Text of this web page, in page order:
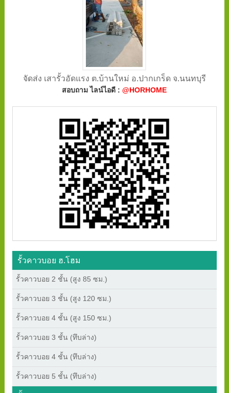
จัดส่ง เสารั้วอัดแรง ต.บ้านใหม่ อ.ปากเกร็ด จ.นนทบุรี
สอบถาม ไลน์ไอดี :@HORHOME
รั้วคาวบอย ฮ.โฮม
รั้วคาวบอย 2 ชั้น (สูง 85 ซม.)
รั้วคาวบอย 3 ชั้น (สูง 120 ซม.)
รั้วคาวบอย 4 ชั้น (สูง 150 ซม.)
รั้วคาวบอย 3 ชั้น (ทึบล่าง)
รั้วคาวบอย 4 ชั้น (ทึบล่าง)
รั้วคาวบอย 5 ชั้น (ทึบล่าง)